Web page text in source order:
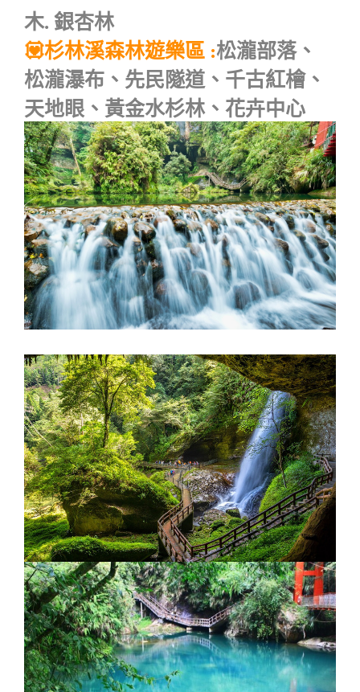
木. 銀杏林
💟杉林溪森林遊樂區 :松瀧部落、
松瀧瀑布、先民隧道、千古紅檜、
天地眼、黃金水杉林、花卉中心